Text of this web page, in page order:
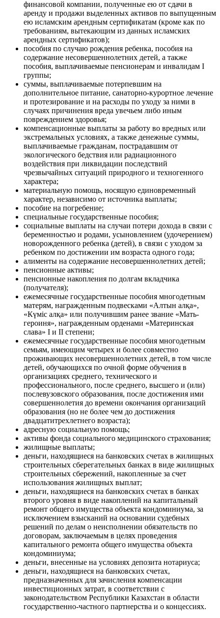
финансовой компании, полученные ею от сдачи в
аренду и продажи выделенных активов по выпущенным
ею исламским арендным сертификатам (кроме как по
требованиям, вытекающим из данных исламских
арендных сертификатов);
пособия по случаю рождения ребенка, пособия на
содержание несовершеннолетних детей, а также
пособия, выплачиваемые пенсионерам и инвалидам I
группы;
суммы, выплачиваемые потерпевшим на
дополнительное питание, санаторно-курортное лечение
и протезирование и на расходы по уходу за ними в
случаях причинения вреда увечьем либо иным
повреждением здоровья;
компенсационные выплаты за работу во вредных или
экстремальных условиях, а также денежные суммы,
выплачиваемые гражданам, пострадавшим от
экологического бедствия или радиационного
воздействия при ликвидации последствий
чрезвычайных ситуаций природного и техногенного
характера;
материальную помощь, носящую единовременный
характер, независимо от источника выплаты;
пособие на погребение;
специальные государственные пособия;
социальные выплаты на случаи потери дохода в связи с
беременностью и родами, усыновлением (удочерением)
новорожденного ребенка (детей), в связи с уходом за
ребенком по достижении им возраста одного года;
алименты на содержание несовершеннолетних детей;
пенсионные активы;
пенсионные накопления по долгам вкладчика
(получателя);
ежемесячные государственные пособия многодетным
матерям, награжденным подвесками «Алтын алқа»,
«Күміс алқа» или получившим ранее звание «Мать-
героиня», награжденным орденами «Материнская
слава» I и II степени;
ежемесячные государственные пособия многодетным
семьям, имеющим четырех и более совместно
проживающих несовершеннолетних детей, в том числе
детей, обучающихся по очной форме обучения в
организациях среднего, технического и
профессионального, после среднего, высшего и (или)
послевузовского образования, после достижения ими
совершеннолетия до времени окончания организаций
образования (но не более чем до достижения
двадцатитрехлетнего возраста);
адресную социальную помощь;
активы фонда социального медицинского страхования;
жилищные выплаты;
деньги, находящиеся на банковских счетах в жилищных
строительных сберегательных банках в виде жилищных
строительных сбережений, накопленные за счет
использования жилищных выплат;
деньги, находящиеся на банковских счетах в банках
второго уровня в виде накоплений на капитальный
ремонт общего имущества объекта кондоминиума, за
исключением взысканий на основании судебных
решений по делам о неисполнении обязательств по
договорам, заключаемым в целях проведения
капитального ремонта общего имущества объекта
кондоминиума;
деньги, внесенные на условиях депозита нотариуса;
деньги, находящиеся на банковских счетах,
предназначенных для зачисления компенсации
инвестиционных затрат, в соответствии с
законодательством Республики Казахстан в области
государственно-частного партнерства и о концессиях.